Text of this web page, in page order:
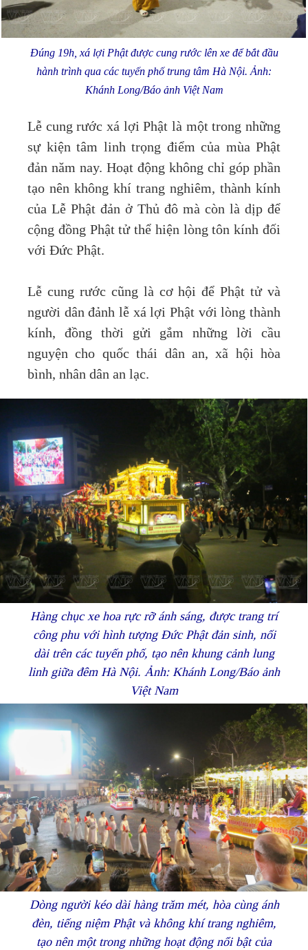
Đúng 19h, xá lợi Phật được cung rước lên xe để bắt đầu
hành trình qua các tuyến phố trung tâm Hà Nội. Ảnh:
Khánh Long/Báo ảnh Việt Nam
Lễ cung rước xá lợi Phật là một trong những
sự kiện tâm linh trọng điểm của mùa Phật
đản năm nay. Hoạt động không chỉ góp phần
tạo nên không khí trang nghiêm, thành kính
của Lễ Phật đản ở Thủ đô mà còn là dịp để
cộng đồng Phật tử thể hiện lòng tôn kính đối
với Đức Phật.
Lễ cung rước cũng là cơ hội để Phật tử và
người dân đảnh lễ xá lợi Phật với lòng thành
kính, đồng thời gửi gắm những lời cầu
nguyện cho quốc thái dân an, xã hội hòa
bình, nhân dân an lạc.
Hàng chục xe hoa rực rỡ ánh sáng, được trang trí
công phu với hình tượng Đức Phật đản sinh, nối
dài trên các tuyến phố, tạo nên khung cảnh lung
linh giữa đêm Hà Nội. Ảnh: Khánh Long/Báo ảnh
Việt Nam
Dòng người kéo dài hàng trăm mét, hòa cùng ánh
đèn, tiếng niệm Phật và không khí trang nghiêm,
tạo nên một trong những hoạt động nổi bật của